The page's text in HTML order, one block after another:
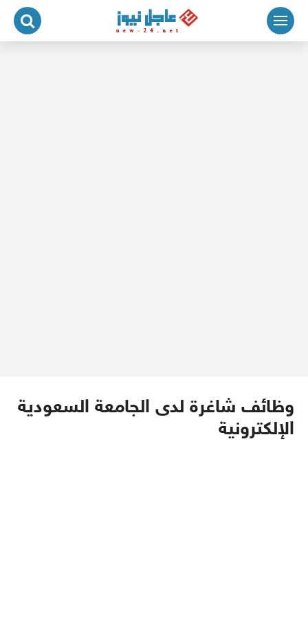
التجاوز
المحتوى
وظائف شاغرة لدى الجامعة السعودية
الإلكترونية